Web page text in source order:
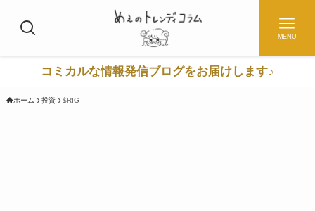
MENU
コミカルな情報発信ブログをお届けします♪
ホーム 投資 $RIG